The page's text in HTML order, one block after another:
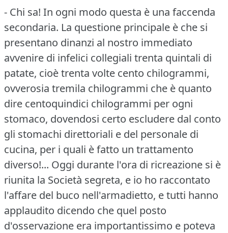
- Chi sa! In ogni modo questa è una faccenda
secondaria. La questione principale è che si
presentano dinanzi al nostro immediato
avvenire di infelici collegiali trenta quintali di
patate, cioè trenta volte cento chilogrammi,
ovverosia tremila chilogrammi che è quanto
dire centoquindici chilogrammi per ogni
stomaco, dovendosi certo escludere dal conto
gli stomachi direttoriali e del personale di
cucina, per i quali è fatto un trattamento
diverso!... Oggi durante l'ora di ricreazione si è
riunita la Società segreta, e io ho raccontato
l'affare del buco nell'armadietto, e tutti hanno
applaudito dicendo che quel posto
d'osservazione era importantissimo e poteva